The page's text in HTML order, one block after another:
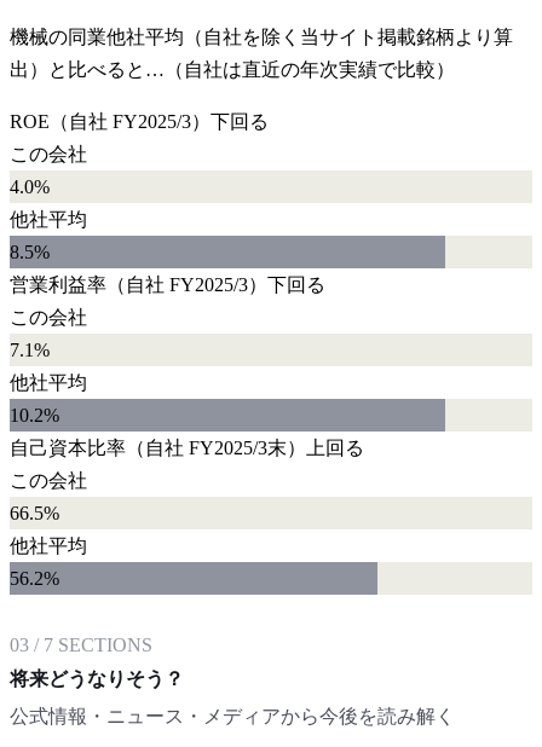
機械の同業他社平均（自社を除く当サイト掲載銘柄より算
出）と比べると…（自社は直近の年次実績で比較）
ROE （自社 FY2025/3） 下回る
この会社
4.0%
他社平均
8.5%
営業利益率 （自社 FY2025/3） 下回る
この会社
7.1%
他社平均
10.2%
自己資本比率 （自社 FY2025/3末）
上回る
この会社
66.5%
他社平均
56.2%
03 / 7 SECTIONS
将来どうなりそう？
公式情報・ニュース・メディアから今後を読み解く